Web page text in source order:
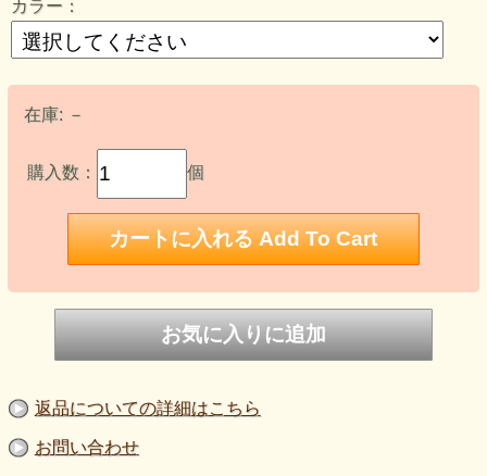
カラー：
在庫: －
購入数： 個
返品についての詳細はこちら
お問い合わせ